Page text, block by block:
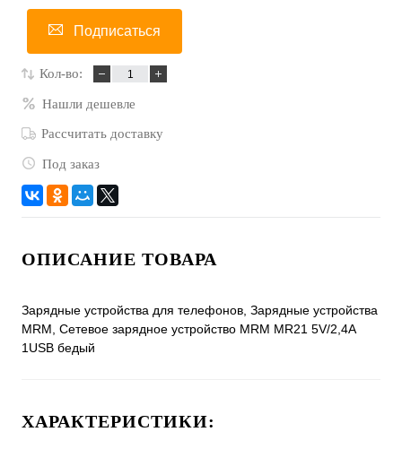
Подписаться
Кол-во:
Нашли дешевле
Рассчитать доставку
Под заказ
ОПИСАНИЕ ТОВАРА
Зарядные устройства для телефонов, Зарядные устройства
MRM, Сетевое зарядное устройство MRM MR21 5V/2,4A
1USB бедый
ХАРАКТЕРИСТИКИ: